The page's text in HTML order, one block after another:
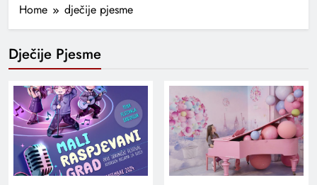
Home dječije pjesme
Dječije Pjesme